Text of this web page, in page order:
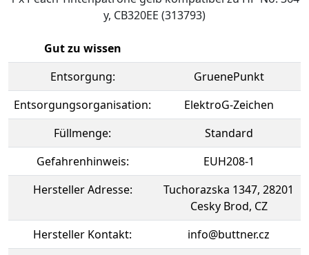
y, CB320EE (313793)
Gut zu wissen
Entsorgung:
GruenePunkt
Entsorgungsorganisation:
ElektroG-Zeichen
Füllmenge:
Standard
Gefahrenhinweis:
EUH208-1
Hersteller Adresse:
Tuchorazska 1347, 28201
Cesky Brod, CZ
Hersteller Kontakt:
info@buttner.cz